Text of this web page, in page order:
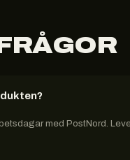
med PostNord.